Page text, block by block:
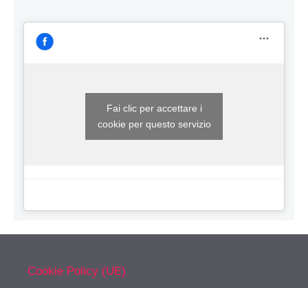
Fai clic per accettare i
cookie per questo servizio
Cookie Policy (UE)